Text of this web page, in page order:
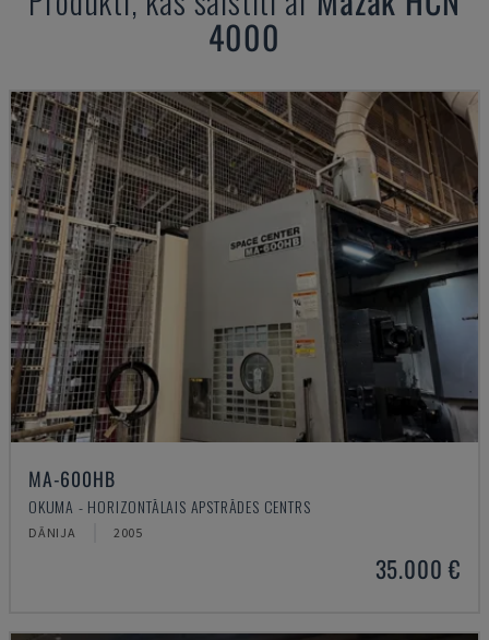
4000
MA-600HB
OKUMA - HORIZONTĀLAIS APSTRĀDES CENTRS
DĀNIJA 2005
35.000 €